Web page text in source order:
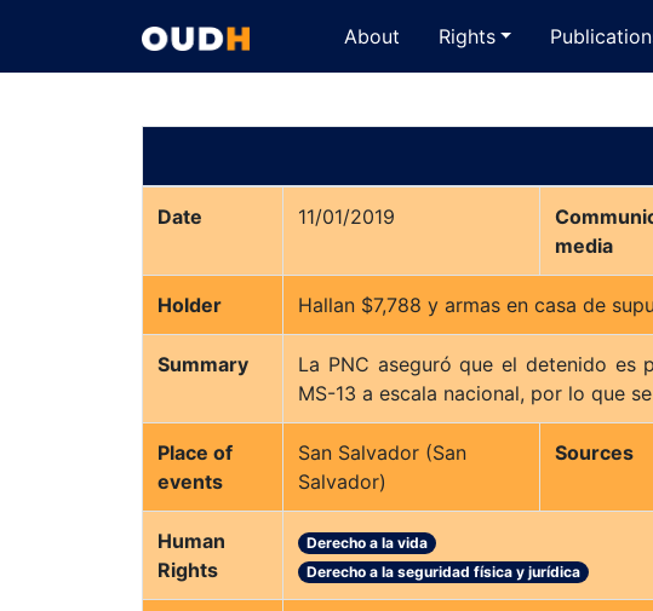
About Rights
Date 11/01/2019
media
Holder Hallan $7,788 y armas en casa de
Summary
La PNC aseguró que el detenido es
MS-13 a escala nacional, por lo que
Place of
events
San Salvador (San
Salvador)
Sources
Human
Rights
Derecho a la vida
Derecho a la seguridad física y jurídica